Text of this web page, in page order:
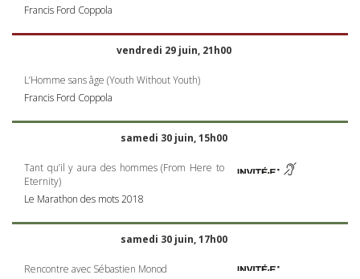
Francis Ford Coppola
vendredi 29 juin, 21h00
L’Homme sans âge (Youth Without Youth)
Francis Ford Coppola
samedi 30 juin, 15h00
Tant qu’il y aura des hommes (From Here to
Eternity)
Le Marathon des mots 2018
samedi 30 juin, 17h00
Rencontre avec Sébastien Monod